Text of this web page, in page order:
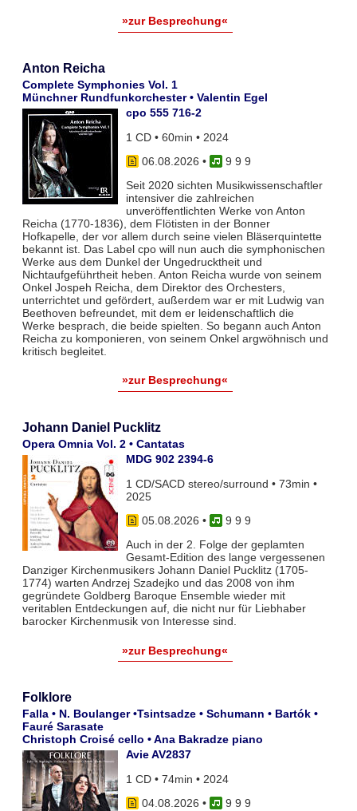
»zur Besprechung«
Anton Reicha
Complete Symphonies Vol. 1
Münchner Rundfunkorchester • Valentin Egel
cpo 555 716-2
1 CD • 60min • 2024
06.08.2026 •
9 9 9
Seit 2020 sichten Musikwissenschaftler
intensiver die zahlreichen
unveröffentlichten Werke von Anton
Reicha (1770-1836), dem Flötisten in der Bonner
Hofkapelle, der vor allem durch seine vielen Bläserquintette
bekannt ist. Das Label cpo will nun auch die symphonischen
Werke aus dem Dunkel der Ungedrucktheit und
Nichtaufgeführtheit heben. Anton Reicha wurde von seinem
Onkel Jospeh Reicha, dem Direktor des Orchesters,
unterrichtet und gefördert, außerdem war er mit Ludwig van
Beethoven befreundet, mit dem er leidenschaftlich die
Werke besprach, die beide spielten. So begann auch Anton
Reicha zu komponieren, von seinem Onkel argwöhnisch und
kritisch begleitet.
»zur Besprechung«
Johann Daniel Pucklitz
Opera Omnia Vol. 2 • Cantatas
MDG 902 2394-6
1 CD/SACD stereo/surround • 73min •
2025
05.08.2026 •
9 9 9
Auch in der 2. Folge der geplamten
Gesamt-Edition des lange vergessenen
Danziger Kirchenmusikers Johann Daniel Pucklitz (1705-
1774) warten Andrzej Szadejko und das 2008 von ihm
gegründete Goldberg Baroque Ensemble wieder mit
veritablen Entdeckungen auf, die nicht nur für Liebhaber
barocker Kirchenmusik von Interesse sind.
»zur Besprechung«
Folklore
Falla • N. Boulanger •Tsintsadze • Schumann • Bartók •
Fauré Sarasate
Christoph Croisé cello • Ana Bakradze piano
Avie AV2837
1 CD • 74min • 2024
04.08.2026 •
9 9 9